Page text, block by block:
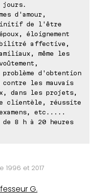
jours.
d'amour,
de l'être
éloignement
affective,
même les
d'obtention
les mauvais
dans les projets,
clientèle, réussite
etc.....
8 h à 20 heures
1996 et 2017
G.